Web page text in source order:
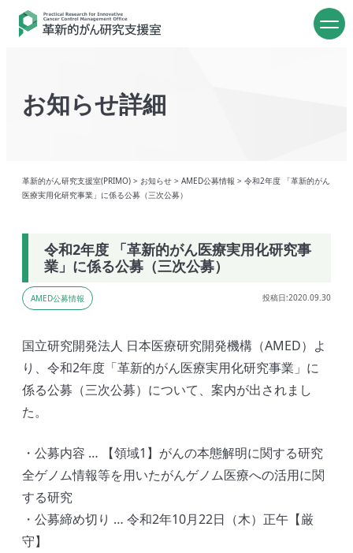
お知らせ詳細
革新的がん研究支援室(PRIMO) > お知らせ > AMED公募情報 > 令和2年度 「革新的がん
医療実用化研究事業」に係る公募（三次公募）
令和2年度 「革新的がん医療実用化研究事
業」に係る公募（三次公募）
AMED公募情報 投稿日:2020.09.30
国立研究開発法人 日本医療研究開発機構（AMED）よ
り、令和2年度「革新的がん医療実用化研究事業」に
係る公募（三次公募）について、案内が出されまし
た。
・公募内容 … 【領域1】がんの本態解明に関する研究
全ゲノム情報等を用いたがんゲノム医療への活用に関
する研究
・公募締め切り … 令和2年10月22日（木）正午【厳
守】